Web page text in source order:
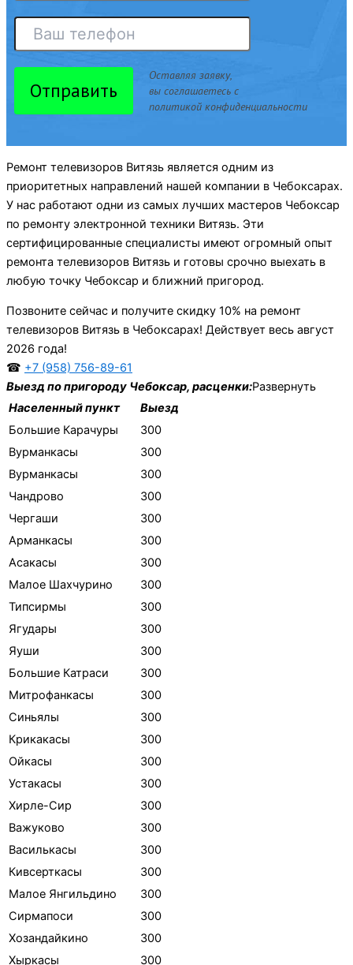
Отправить
Оставляя заявку,
вы соглашаетесь с
политикой конфиденциальности
Ремонт телевизоров Витязь является одним из
приоритетных направлений нашей компании в Чебоксарах.
У нас работают одни из самых лучших мастеров Чебоксар
по ремонту электронной техники Витязь. Эти
сертифицированные специалисты имеют огромный опыт
ремонта телевизоров Витязь и готовы срочно выехать в
любую точку Чебоксар и ближний пригород.
Позвоните сейчас и получите скидку 10% на ремонт
телевизоров Витязь в Чебоксарах! Действует весь август
2026 года!
☎ +7 (958) 756-89-61
Выезд по пригороду Чебоксар, расценки:Развернуть
Населенный пункт
Выезд
Большие Карачуры
300
Вурманкасы
300
Вурманкасы
300
Чандрово
300
Чергаши
300
Арманкасы
300
Асакасы
300
Малое Шахчурино
300
Типсирмы
300
Ягудары
300
Яуши
300
Большие Катраси
300
Митрофанкасы
300
Синьялы
300
Крикакасы
300
Ойкасы
300
Устакасы
300
Хирле-Сир
300
Важуково
300
Василькасы
300
Кивсерткасы
300
Малое Янгильдино
300
Сирмапоси
300
Хозандайкино
300
Хыркасы
300